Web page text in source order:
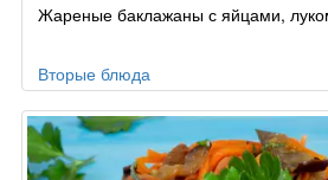
Жареные баклажаны с яйцами,
Вторые блюда